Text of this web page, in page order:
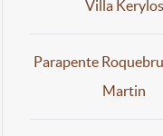
Villa Kerylos
Parapente
Martin